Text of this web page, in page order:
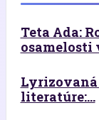
Teta Ada:
osamelosti
literatúre:...